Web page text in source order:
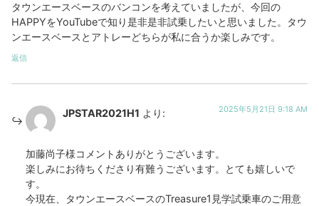
タウンエースベースのバンコンを考えていましたが、今回の
HAPPYをYouTubeで知り是非是非試乗したいと思いました。タウ
ンエースベースとアトレーどちらが私に合うか楽しみです。
返信
JPSTAR2021H1 より: 2025年5月21日 9:18 AM
加藤尚子様コメントありがとうございます。
楽しみにお待ちくださり有難うございます。とても嬉しいで
す。
今現在、タウンエースベースのTreasure1見学試乗車のご用意